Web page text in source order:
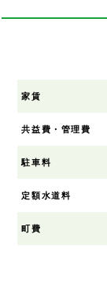
家賃
共益費・管理費
駐車料
定額水道料
町費